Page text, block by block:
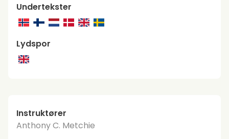
Undertekster
Lydspor
Instruktører
Anthony C. Metchie